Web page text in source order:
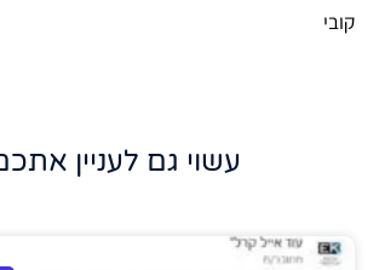
קובי
עשוי גם לעניין